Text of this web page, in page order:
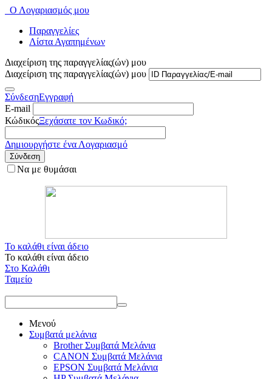
Ο Λογαριασμός μου
Παραγγελίες
Λίστα Αγαπημένων
Διαχείριση της παραγγελίας(ών) μου
Διαχείριση της παραγγελίας(ών) μου
ΣύνδεσηΕγγραφή
E-mail
ΚώδικόςΞεχάσατε τον Κωδικό;
Δημιουργήστε ένα Λογαριασμό
Σύνδεση
Να με θυμάσαι
Το καλάθι είναι άδειο
Το καλάθι είναι άδειο
Στο Καλάθι
Ταμείο
Μενού
Συμβατά μελάνια
Brother Συμβατά Μελάνια
CANON Συμβατά Μελάνια
EPSON Συμβατά Μελάνια